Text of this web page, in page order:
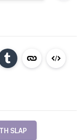
SLAP